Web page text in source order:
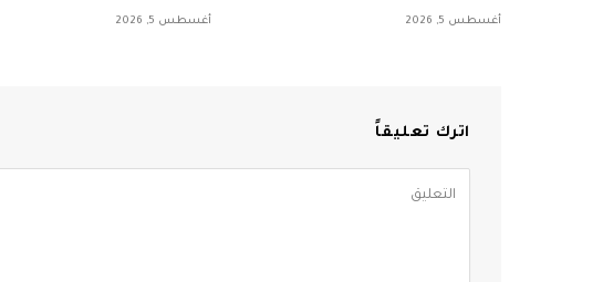
أغسطس 5, 2026 أغسطس 5, 2026
اترك تعليقاً